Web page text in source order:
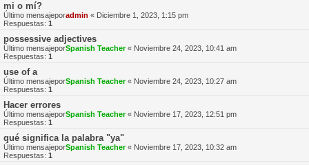
mi o mí?
Último mensajeporadmin « Diciembre 1, 2023, 1:15 pm
Respuestas: 1
possessive adjectives
Último mensajeporSpanish Teacher« Noviembre 24, 2023, 10:41 am
Respuestas: 1
use of a
Último mensajeporSpanish Teacher« Noviembre 24, 2023, 10:27 am
Respuestas: 1
Hacer errores
Último mensajeporSpanish Teacher« Noviembre 17, 2023, 12:51 pm
Respuestas: 1
qué significa la palabra "ya"
Último mensajeporSpanish Teacher« Noviembre 17, 2023, 10:32 am
Respuestas: 1